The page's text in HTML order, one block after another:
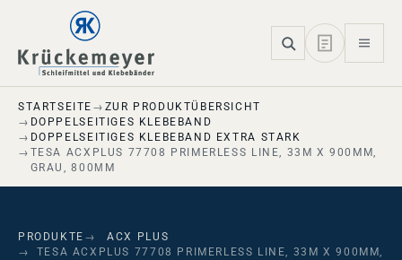
Skip to main navigation
Skip to main content
Skip to page footer
STARTSEITE
ZUR PRODUKTÜBERSICHT
DOPPELSEITIGES KLEBEBAND
DOPPELSEITIGES KLEBEBAND EXTRA STARK
TESA ACXPLUS 77708 PRIMERLESS LINE, 33M X 900MM,
GRAU, 800ΜM
PRODUKTE
ACX PLUS
TESA ACXPLUS 77708 PRIMERLESS LINE, 33M X 900MM,